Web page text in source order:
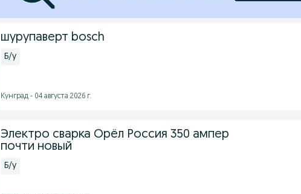
шурупаверт bosch
Б/у
Кунград - 04 августа 2026 г.
Электро сварка Орёл Россия 350 ампер
почти новый
Б/у